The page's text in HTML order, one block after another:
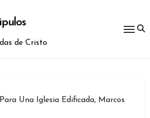
de Cristo
Una Iglesia Edificada, Marcos